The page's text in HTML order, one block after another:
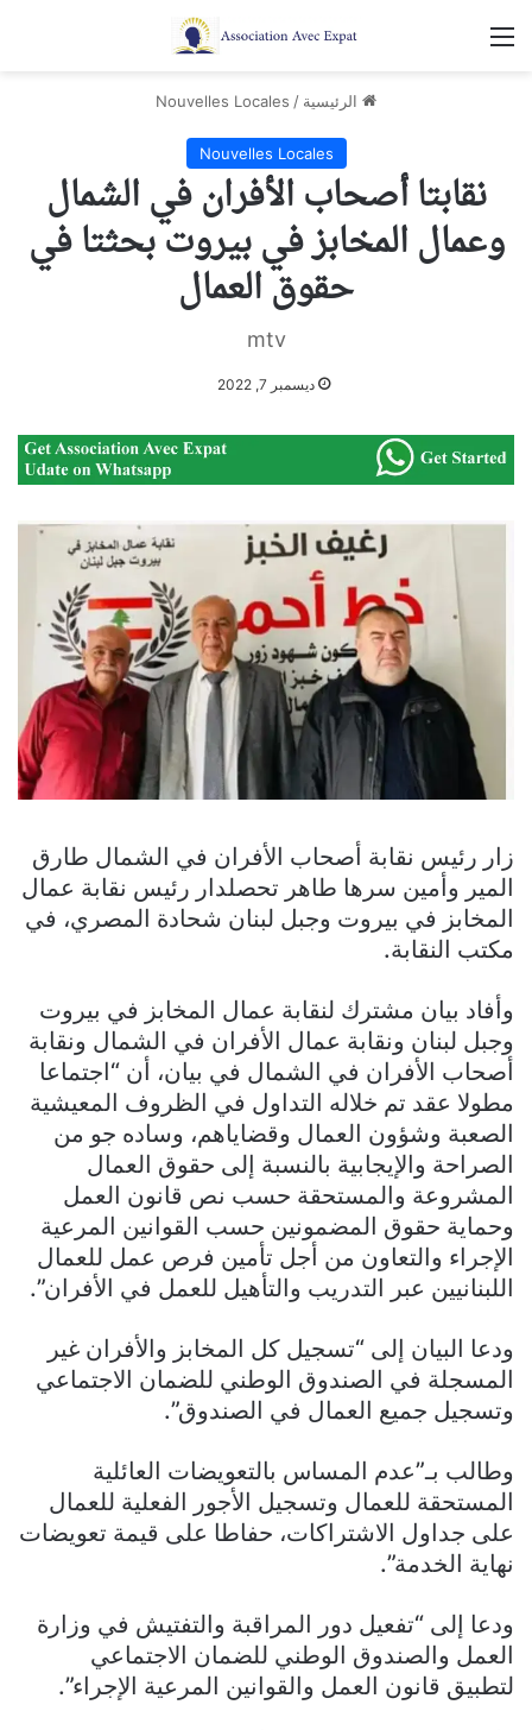
القائمة
الرئيسية /
Nouvelles Locales
Nouvelles Locales
نقابتا أصحاب الأفران في الشمال
وعمال المخابز في بيروت بحثتا في
حقوق العمال
mtv
ديسمبر 7, 2022
زار رئيس نقابة أصحاب الأفران في الشمال طارق
المير وأمين سرها طاهر تحصلدار رئيس نقابة عمال
المخابز في بيروت وجبل لبنان شحادة المصري، في
مكتب النقابة.
وأفاد بيان مشترك لنقابة عمال المخابز في بيروت
وجبل لبنان ونقابة عمال الأفران في الشمال ونقابة
أصحاب الأفران في الشمال في بيان، أن “اجتماعا
مطولا عقد تم خلاله التداول في الظروف المعيشية
الصعبة وشؤون العمال وقضاياهم، وساده جو من
الصراحة والإيجابية بالنسبة إلى حقوق العمال
المشروعة والمستحقة حسب نص قانون العمل
وحماية حقوق المضمونين حسب القوانين المرعية
الإجراء والتعاون من أجل تأمين فرص عمل للعمال
اللبنانيين عبر التدريب والتأهيل للعمل في الأفران”.
ودعا البيان إلى “تسجيل كل المخابز والأفران غير
المسجلة في الصندوق الوطني للضمان الاجتماعي
وتسجيل جميع العمال في الصندوق”.
وطالب بـ”عدم المساس بالتعويضات العائلية
المستحقة للعمال وتسجيل الأجور الفعلية للعمال
على جداول الاشتراكات، حفاطا على قيمة تعويضات
نهاية الخدمة”.
ودعا إلى “تفعيل دور المراقبة والتفتيش في وزارة
العمل والصندوق الوطني للضمان الاجتماعي
لتطبيق قانون العمل والقوانين المرعية الإجراء”.